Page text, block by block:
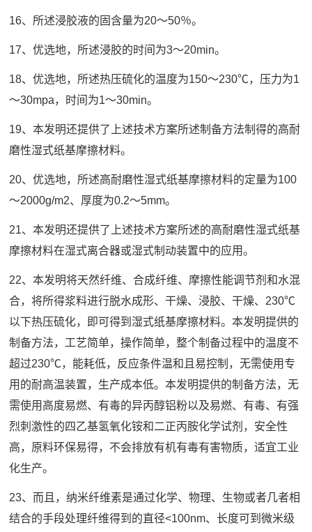
16、所述浸胶液的固含量为20～50％。
17、优选地，所述浸胶的时间为3～20min。
18、优选地，所述热压硫化的温度为150～230℃，压力为1
～30mpa，时间为1～30min。
19、本发明还提供了上述技术方案所述制备方法制得的高耐
磨性湿式纸基摩擦材料。
20、优选地，所述高耐磨性湿式纸基摩擦材料的定量为100
～2000g/m2、厚度为0.2～5mm。
21、本发明还提供了上述技术方案所述的高耐磨性湿式纸基
摩擦材料在湿式离合器或湿式制动装置中的应用。
22、本发明将天然纤维、合成纤维、摩擦性能调节剂和水混
合，将所得浆料进行脱水成形、干燥、浸胶、干燥、230℃
以下热压硫化，即可得到湿式纸基摩擦材料。本发明提供的
制备方法，工艺简单，操作简单，整个制备过程中的温度不
超过230℃，能耗低，反应条件温和且易控制，无需使用专
用的耐高温装置，生产成本低。本发明提供的制备方法，无
需使用高度易燃、有毒的异丙醇铝粉以及易燃、有毒、有强
烈刺激性的四乙基氢氧化铵和二正丙胺化学试剂，安全性
高，原料环保易得，不会排放有机有毒有害物质，适宜工业
化生产。
23、而且，纳米纤维素是通过化学、物理、生物或者几者相
结合的手段处理纤维得到的直径<100nm、长度可到微米级